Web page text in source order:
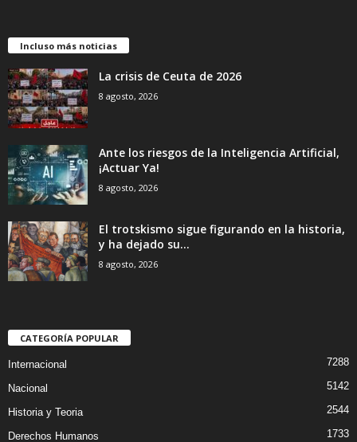
Incluso más noticias
La crisis de Ceuta de 2026
8 agosto, 2026
Ante los riesgos de la Inteligencia Artificial,
¡Actuar Ya!
8 agosto, 2026
El trotskismo sigue figurando en la historia,
y ha dejado su...
8 agosto, 2026
CATEGORÍA POPULAR
Internacional 7288
Nacional 5142
Historia y Teoria 2544
Derechos Humanos 1733